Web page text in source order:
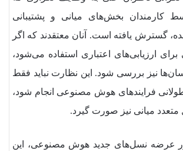
کارمندان بخش‌های میانی و پشتیبانی
گسترش یافته است. آنان معتقدند که اگر
ارزیابی‌های اعتباری استفاده می‌شود،
نیز بررسی شود. این نظارت نباید فقط
طولانی فرایندهای هوش مصنوعی انجام شود،
متعدد میانی نیز صورت گیرد.
عرضه نسل‌های جدید هوش مصنوعی، این